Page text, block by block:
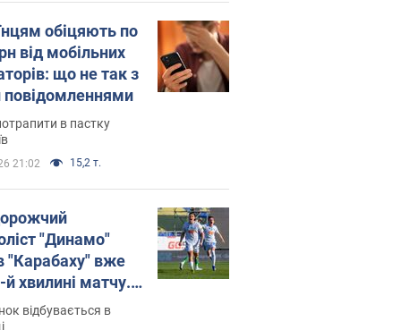
обіцяють по
від мобільних
що не так з
в пастку
21:02 15,2 т.
"Динамо"
"Карабаху" вже
й хвилині матчу.
відбувається в